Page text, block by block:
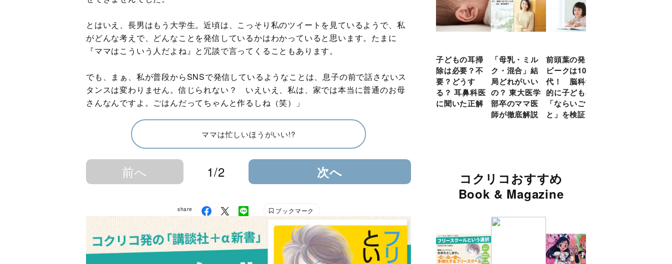
とはいえ、長男はもう大学生。近頃は、こっそり私のツイートを見ているようで、私
がどんな考えで、どんなことを発信しているかはわかっていると思います。たまに
『ママはこういう人だよね』と冗談で言ってくることもあります。
でも、まぁ、私が普段からSNSで発信しているようなことは、息子の前で話さないス
タンスは変わりません。信じられない？ いえいえ、私は、家では本当に普通のお母
さんなんですよ。ごはんだってちゃんと作るしね（笑）」
ママは忙しいほうがいい!?
前へ 1/2 次へ
share ブックマーク
子どもの耳掃
除は必要？不
要？どうす
る？ 耳鼻科医
に聞いた正解
「母乳・ミル
ク・混合」結
局どれがいい
の？ 東大医学
部卒のママ医
師が徹底解説
前頭葉の発達
ピークは10
代！ 脳科学
的に子どもの
「ならいご
と」を検証
コクリコおすすめ
Book & Magazine